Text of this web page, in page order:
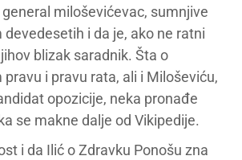
miloševićevac, sumnjive
i da je, ako ne ratni
blizak saradnik. Šta o
i pravu rata, ali i Miloševiću,
opozicije, neka pronađe
se makne dalje od Vikipedije.
i da Ilić o Zdravku Ponošu zna